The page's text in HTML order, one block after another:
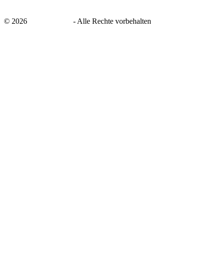
© 2026 - Alle Rechte vorbehalten